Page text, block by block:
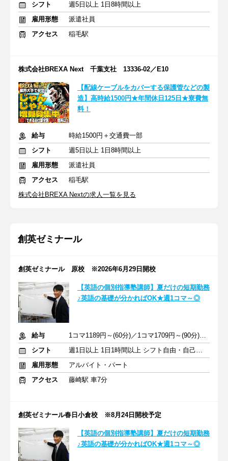
シフト
週5日以上 1日8時間以上
雇用形態
派遣社員
アクセス
稲毛駅
株式会社BREXA Next 千葉支社 13336-02／E10
【配線ケーブルをカバーする保護管などの製
造】高時給1500円★年間休日125日★寮費無
料！
給与
時給1500円＋交通費一部
シフト
週5日以上 1日8時間以上
雇用形態
派遣社員
アクセス
稲毛駅
株式会社BREXA Nextの求人一覧を見る
創英ゼミナール
創英ゼミナール 原校 ※2026年6月29日開校
【英語の個別指導塾講師】夏だけの短期勤務
♪英語の基礎が分かればOK★週1コマ～◎
給与
1コマ1189円～(60分)／1コマ1709円～(90分) ※準備報告手当込み
シフト
週1日以上 1日1時間以上 シフト自由・自己申告
雇用形態
アルバイト・パート
アクセス
藤崎駅 車7分
創英ゼミナール春日小倉校 ※8月24日開校予定
【英語の個別指導塾講師】夏だけの短期勤務
♪英語の基礎が分かればOK★週1コマ～◎